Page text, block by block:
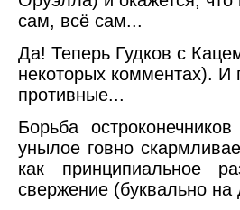
сам, всё сам...
Да! Теперь Гудков с
некоторых комментах).
противные...
Борьба
унылое говно
как принципиальное
свержение (буквально на